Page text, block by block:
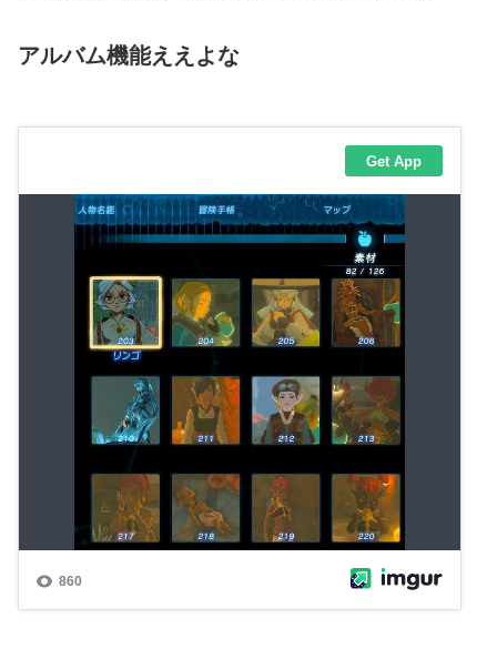
アルバム機能ええよな